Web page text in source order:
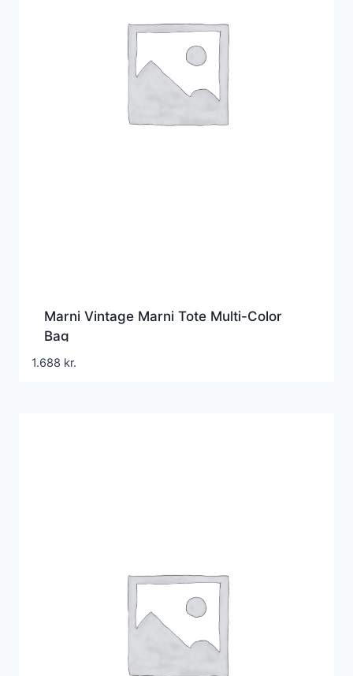
Marni Vintage Marni Tote Multi-Color
Bag
1.688 kr.